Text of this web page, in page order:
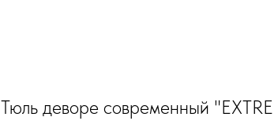
Тюль деворе современный